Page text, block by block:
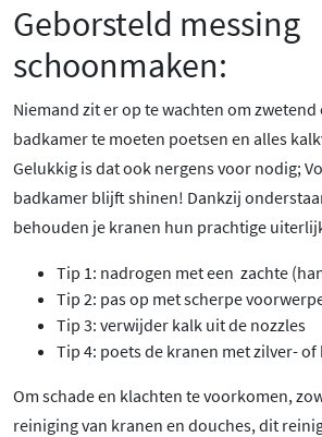
Geborsteld messing
schoonmaken:
Niemand zit er op te wachten om
badkamer te moeten poetsen en alles
Gelukkig is dat ook nergens voor nodig;
badkamer blijft shinen! Dankzij
behouden je kranen hun prachtige
Tip 1: nadrogen met een zachte
Tip 2: pas op met scherpe
Tip 3: verwijder kalk uit de nozzles
Tip 4: poets de kranen met zilver-
Om schade en klachten te voorkomen,
reiniging van kranen en douches, dit